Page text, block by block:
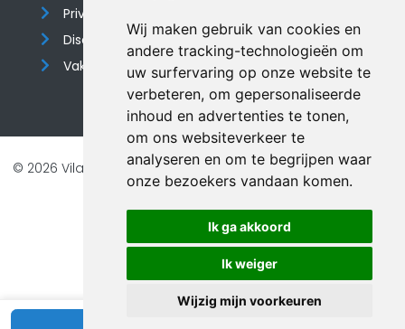
Wij maken gebruik van cookies en
andere tracking-technologieën om
uw surfervaring op onze website te
verbeteren, om gepersonaliseerde
inhoud en advertenties te tonen,
om ons websiteverkeer te
analyseren en om te begrijpen waar
onze bezoekers vandaan komen.
Ik ga akkoord
Ik weiger
Wijzig mijn voorkeuren
Privacyverklaring
Disclaimer
Vakantiehuis website
© 2026 Vilando Vakantiehuizen |Website door FalcoTravel
Veilig online betalen met